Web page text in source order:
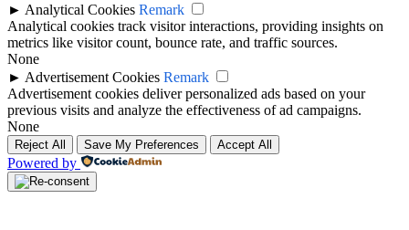
► Analytical Cookies Remark
Analytical cookies track visitor interactions, providing insights on
metrics like visitor count, bounce rate, and traffic sources.
None
► Advertisement Cookies Remark
Advertisement cookies deliver personalized ads based on your
previous visits and analyze the effectiveness of ad campaigns.
None
Reject All Save My Preferences Accept All
Powered by